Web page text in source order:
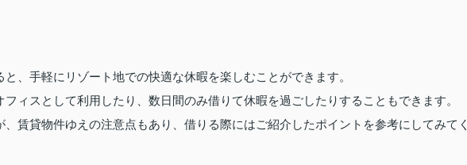
、手軽にリゾート地での快適な休暇を楽しむことができます。
ィスとして利用したり、数日間のみ借りて休暇を過ごしたりすることもできます。
、賃貸物件ゆえの注意点もあり、借りる際にはご紹介したポイントを参考にしてみてく